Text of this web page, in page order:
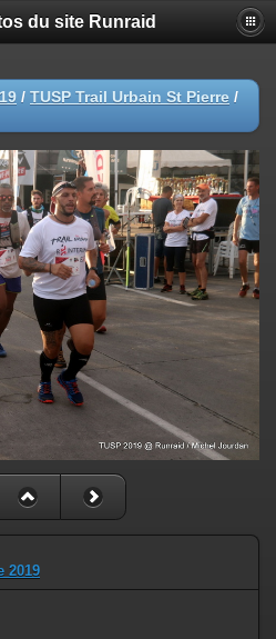
du site Runraid
/ TUSP Trail Urbain St Pierre /
2019